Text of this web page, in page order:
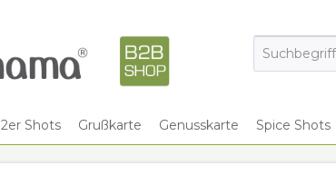
2er Shots Grußkarte Genusskarte Spice Shots